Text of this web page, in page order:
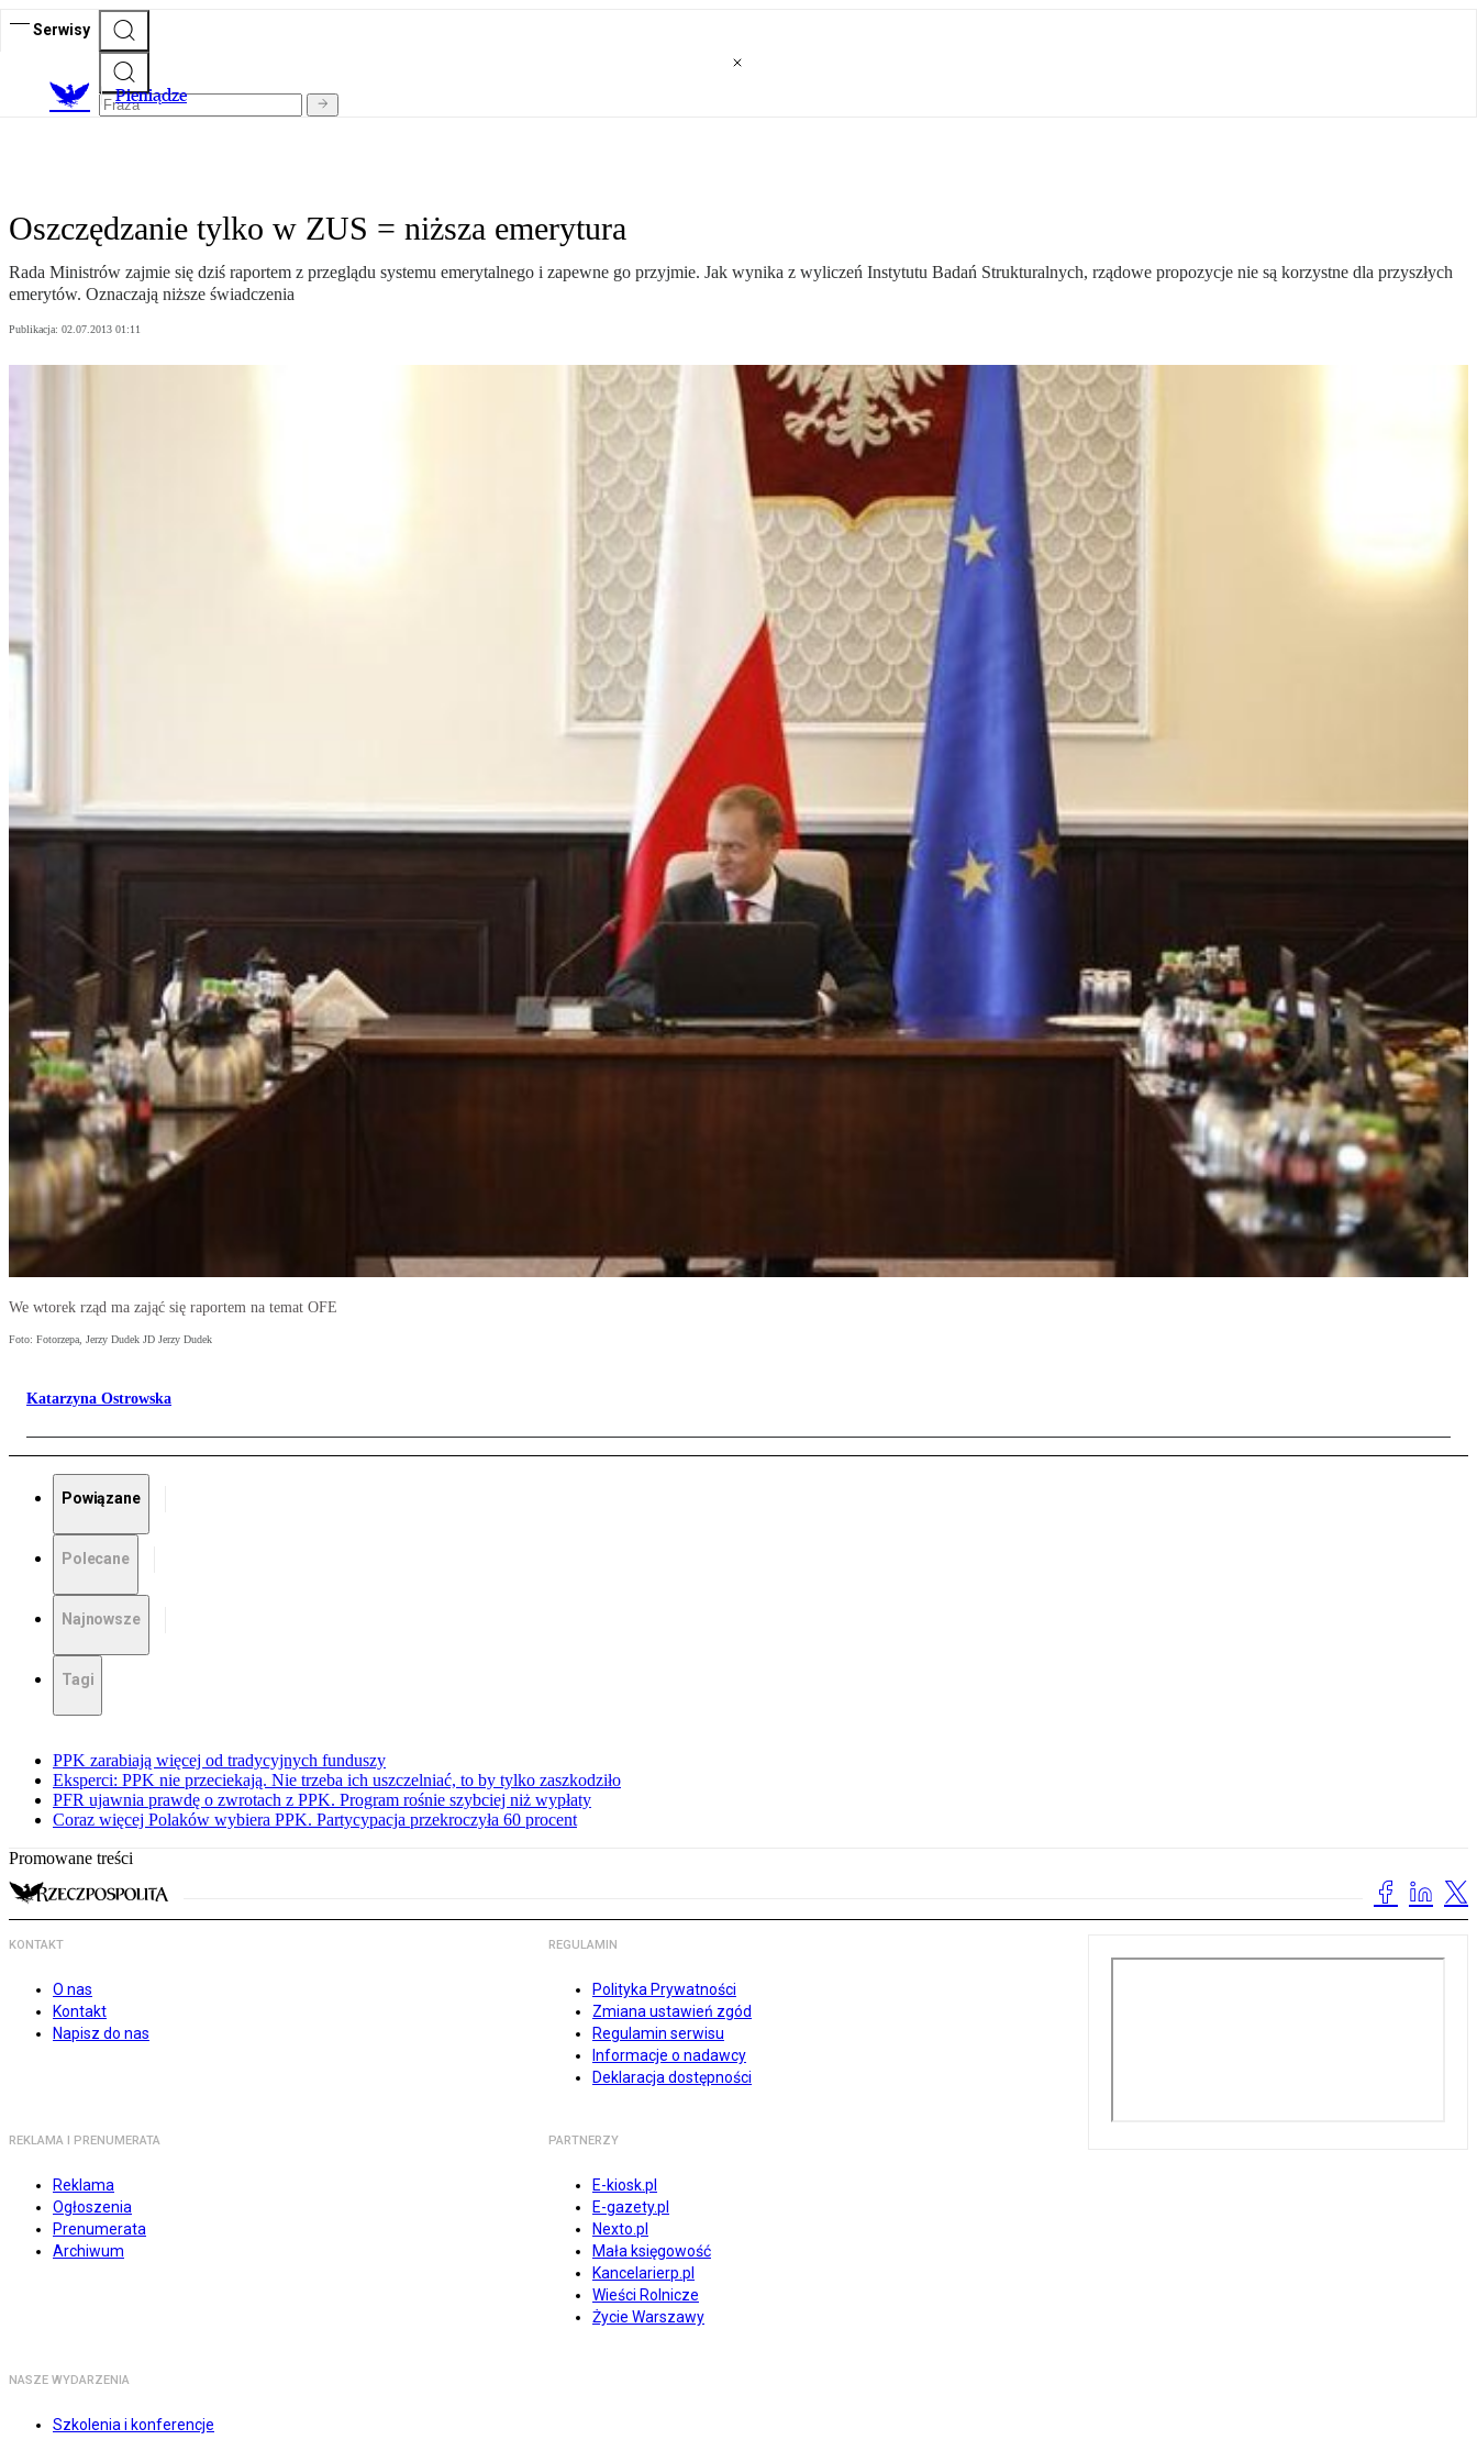
Serwisy
Pieniądze
Oszczędzanie tylko w ZUS = niższa emerytura
Rada Ministrów zajmie się dziś raportem z przeglądu systemu emerytalnego i zapewne go przyjmie. Jak wynika z wyliczeń Instytutu Badań Strukturalnych, rządowe propozycje nie są korzystne dla przyszłych
emerytów. Oznaczają niższe świadczenia
Publikacja: 02.07.2013 01:11
We wtorek rząd ma zająć się raportem na temat OFE
Foto: Fotorzepa, Jerzy Dudek JD Jerzy Dudek
Katarzyna Ostrowska
Powiązane
Polecane
Najnowsze
Tagi
PPK zarabiają więcej od tradycyjnych funduszy
Eksperci: PPK nie przeciekają. Nie trzeba ich uszczelniać, to by tylko zaszkodziło
PFR ujawnia prawdę o zwrotach z PPK. Program rośnie szybciej niż wypłaty
Coraz więcej Polaków wybiera PPK. Partycypacja przekroczyła 60 procent
Promowane treści
KONTAKT
O nas
Kontakt
Napisz do nas
REGULAMIN
Polityka Prywatności
Zmiana ustawień zgód
Regulamin serwisu
Informacje o nadawcy
Deklaracja dostępności
REKLAMA I PRENUMERATA
Reklama
Ogłoszenia
Prenumerata
Archiwum
PARTNERZY
E-kiosk.pl
E-gazety.pl
Nexto.pl
Mała księgowość
Kancelarierp.pl
Wieści Rolnicze
Życie Warszawy
NASZE WYDARZENIA
Szkolenia i konferencje